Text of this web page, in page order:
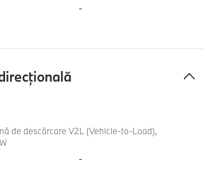
-
de descărcare V2L (Vehicle-to-Load),
-